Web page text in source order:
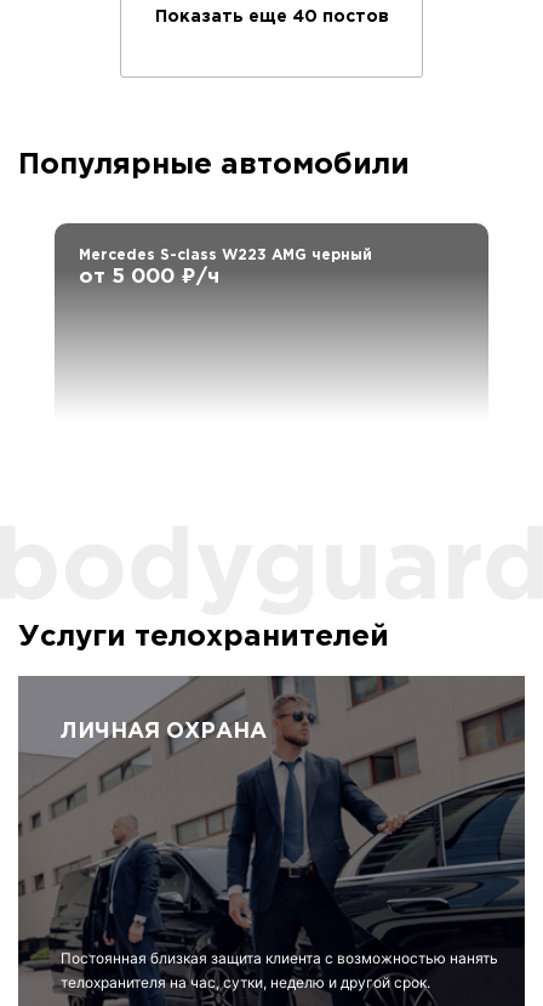
Показать еще 40 постов
Популярные автомобили
Mercedes S-class W223 AMG черный
от 5 000 ₽/ч
Услуги телохранителей
ЛИЧНАЯ ОХРАНА
Постоянная близкая защита клиента с возможностью нанять
телохранителя на час, сутки, неделю и другой срок.